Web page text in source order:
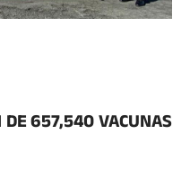
DE 657,540 VACUNAS